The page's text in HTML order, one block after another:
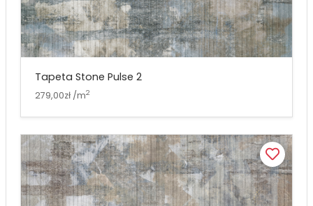
Tapeta Stone Pulse 2
279,00zł /m2